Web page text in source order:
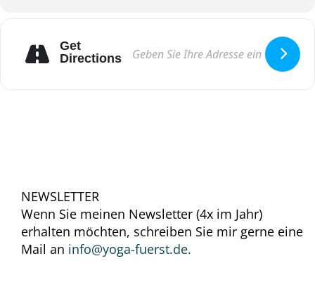
Get
Directions
NEWSLETTER
Wenn Sie meinen Newsletter (4x im Jahr)
erhalten möchten, schreiben Sie mir gerne eine
Mail an info@yoga-fuerst.de.